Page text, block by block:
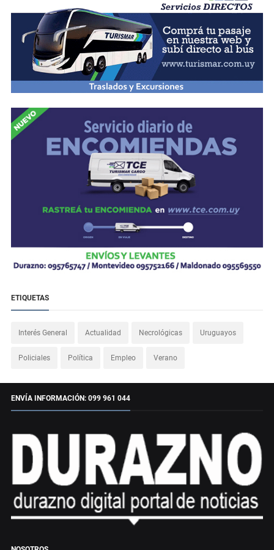
ETIQUETAS
Interés General Actualidad Necrológicas Uruguayos
Policiales Política Empleo Verano
ENVÍA INFORMACIÓN: 099 961 044